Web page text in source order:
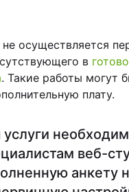
осуществляется
в
. Такие работы могут
плату.
услуги
веб-
анкету